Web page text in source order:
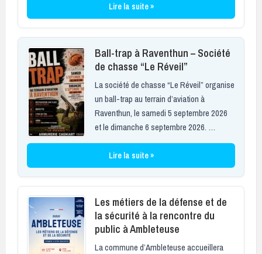
Lire la suite »
Ball-trap à Raventhun – Société
de chasse “Le Réveil”
La société de chasse “Le Réveil” organise
un ball-trap au terrain d’aviation à
Raventhun, le samedi 5 septembre 2026
et le dimanche 6 septembre 2026. …
Lire la suite »
Les métiers de la défense et de
la sécurité à la rencontre du
public à Ambleteuse
La commune d’Ambleteuse accueillera